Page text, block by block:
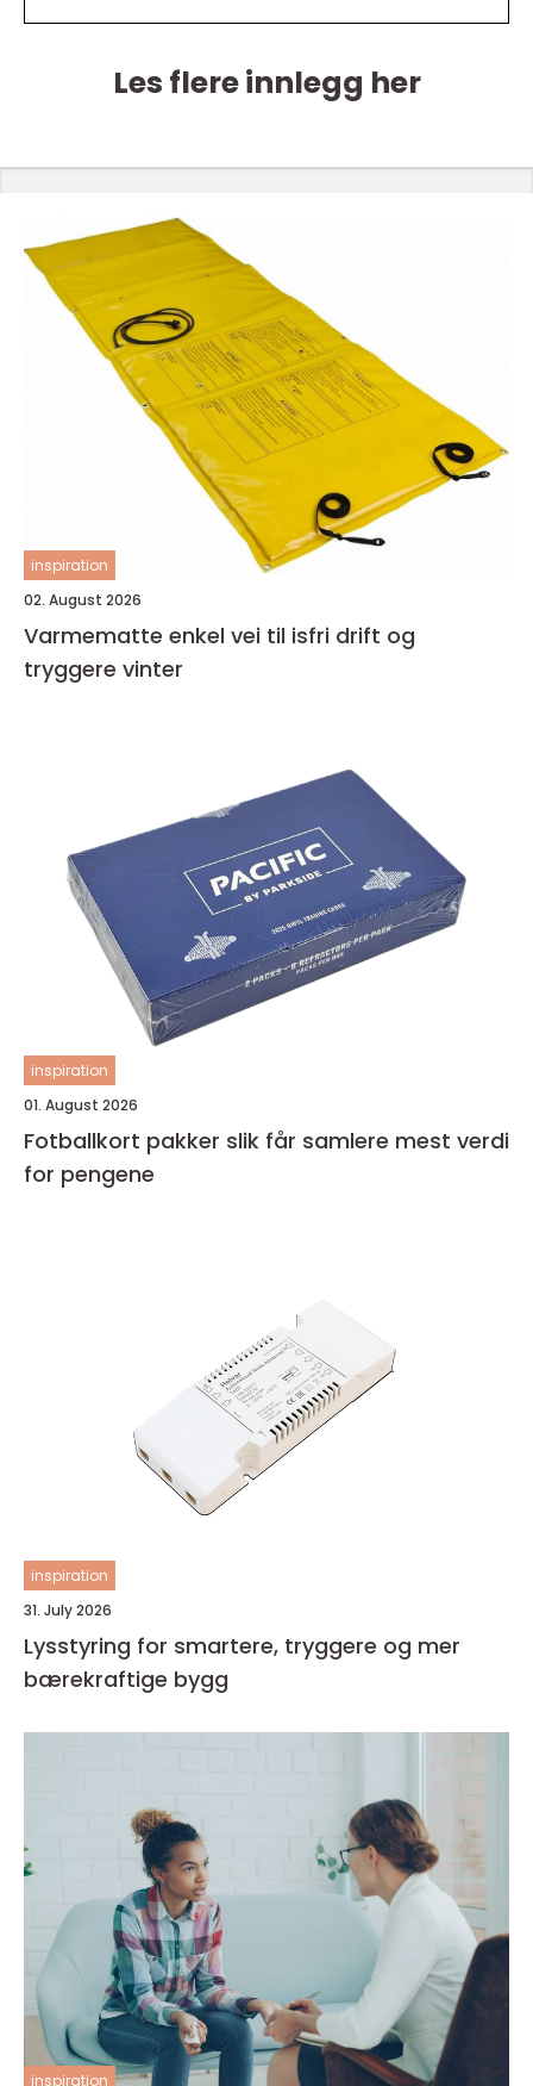
Les flere innlegg her
inspiration
02. August 2026
Varmematte enkel vei til isfri drift og
tryggere vinter
inspiration
01. August 2026
Fotballkort pakker slik får samlere mest verdi
for pengene
inspiration
31. July 2026
Lysstyring for smartere, tryggere og mer
bærekraftige bygg
inspiration